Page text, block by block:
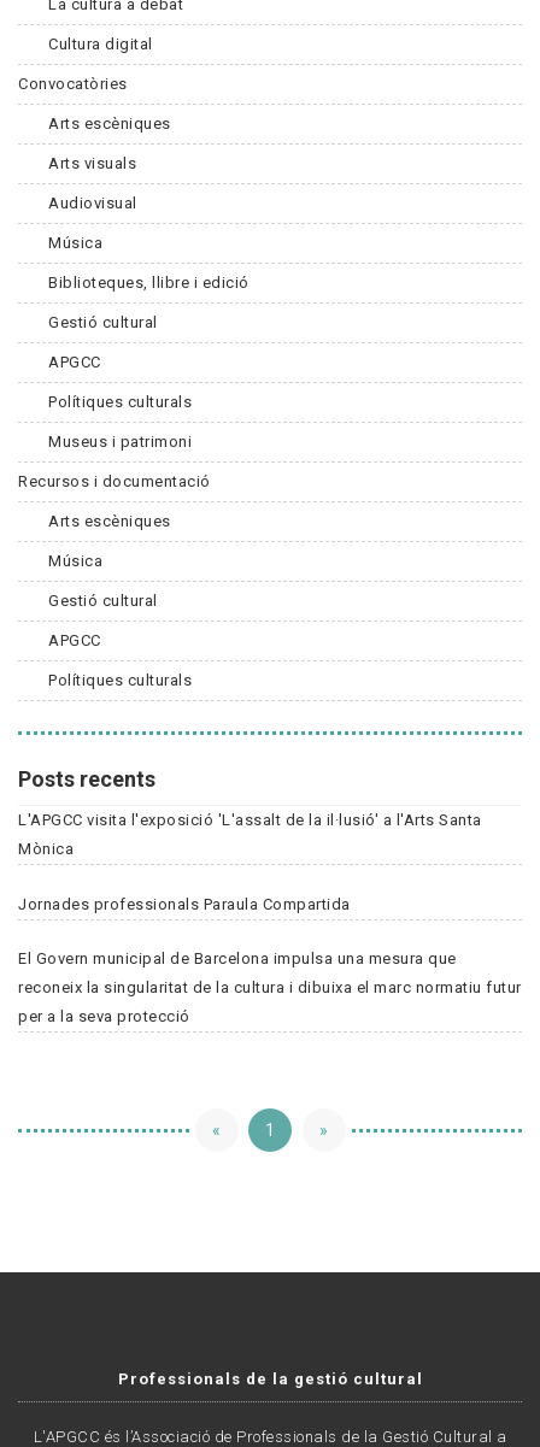
La cultura a debat
Cultura digital
Convocatòries
Arts escèniques
Arts visuals
Audiovisual
Música
Biblioteques, llibre i edició
Gestió cultural
APGCC
Polítiques culturals
Museus i patrimoni
Recursos i documentació
Arts escèniques
Música
Gestió cultural
APGCC
Polítiques culturals
Posts recents
L'APGCC visita l'exposició 'L'assalt de la il·lusió' a l'Arts Santa
Mònica
Jornades professionals Paraula Compartida
El Govern municipal de Barcelona impulsa una mesura que
reconeix la singularitat de la cultura i dibuixa el marc normatiu futur
per a la seva protecció
« 1 »
Professionals de la gestió cultural
L'APGCC és l’Associació de Professionals de la Gestió Cultural a